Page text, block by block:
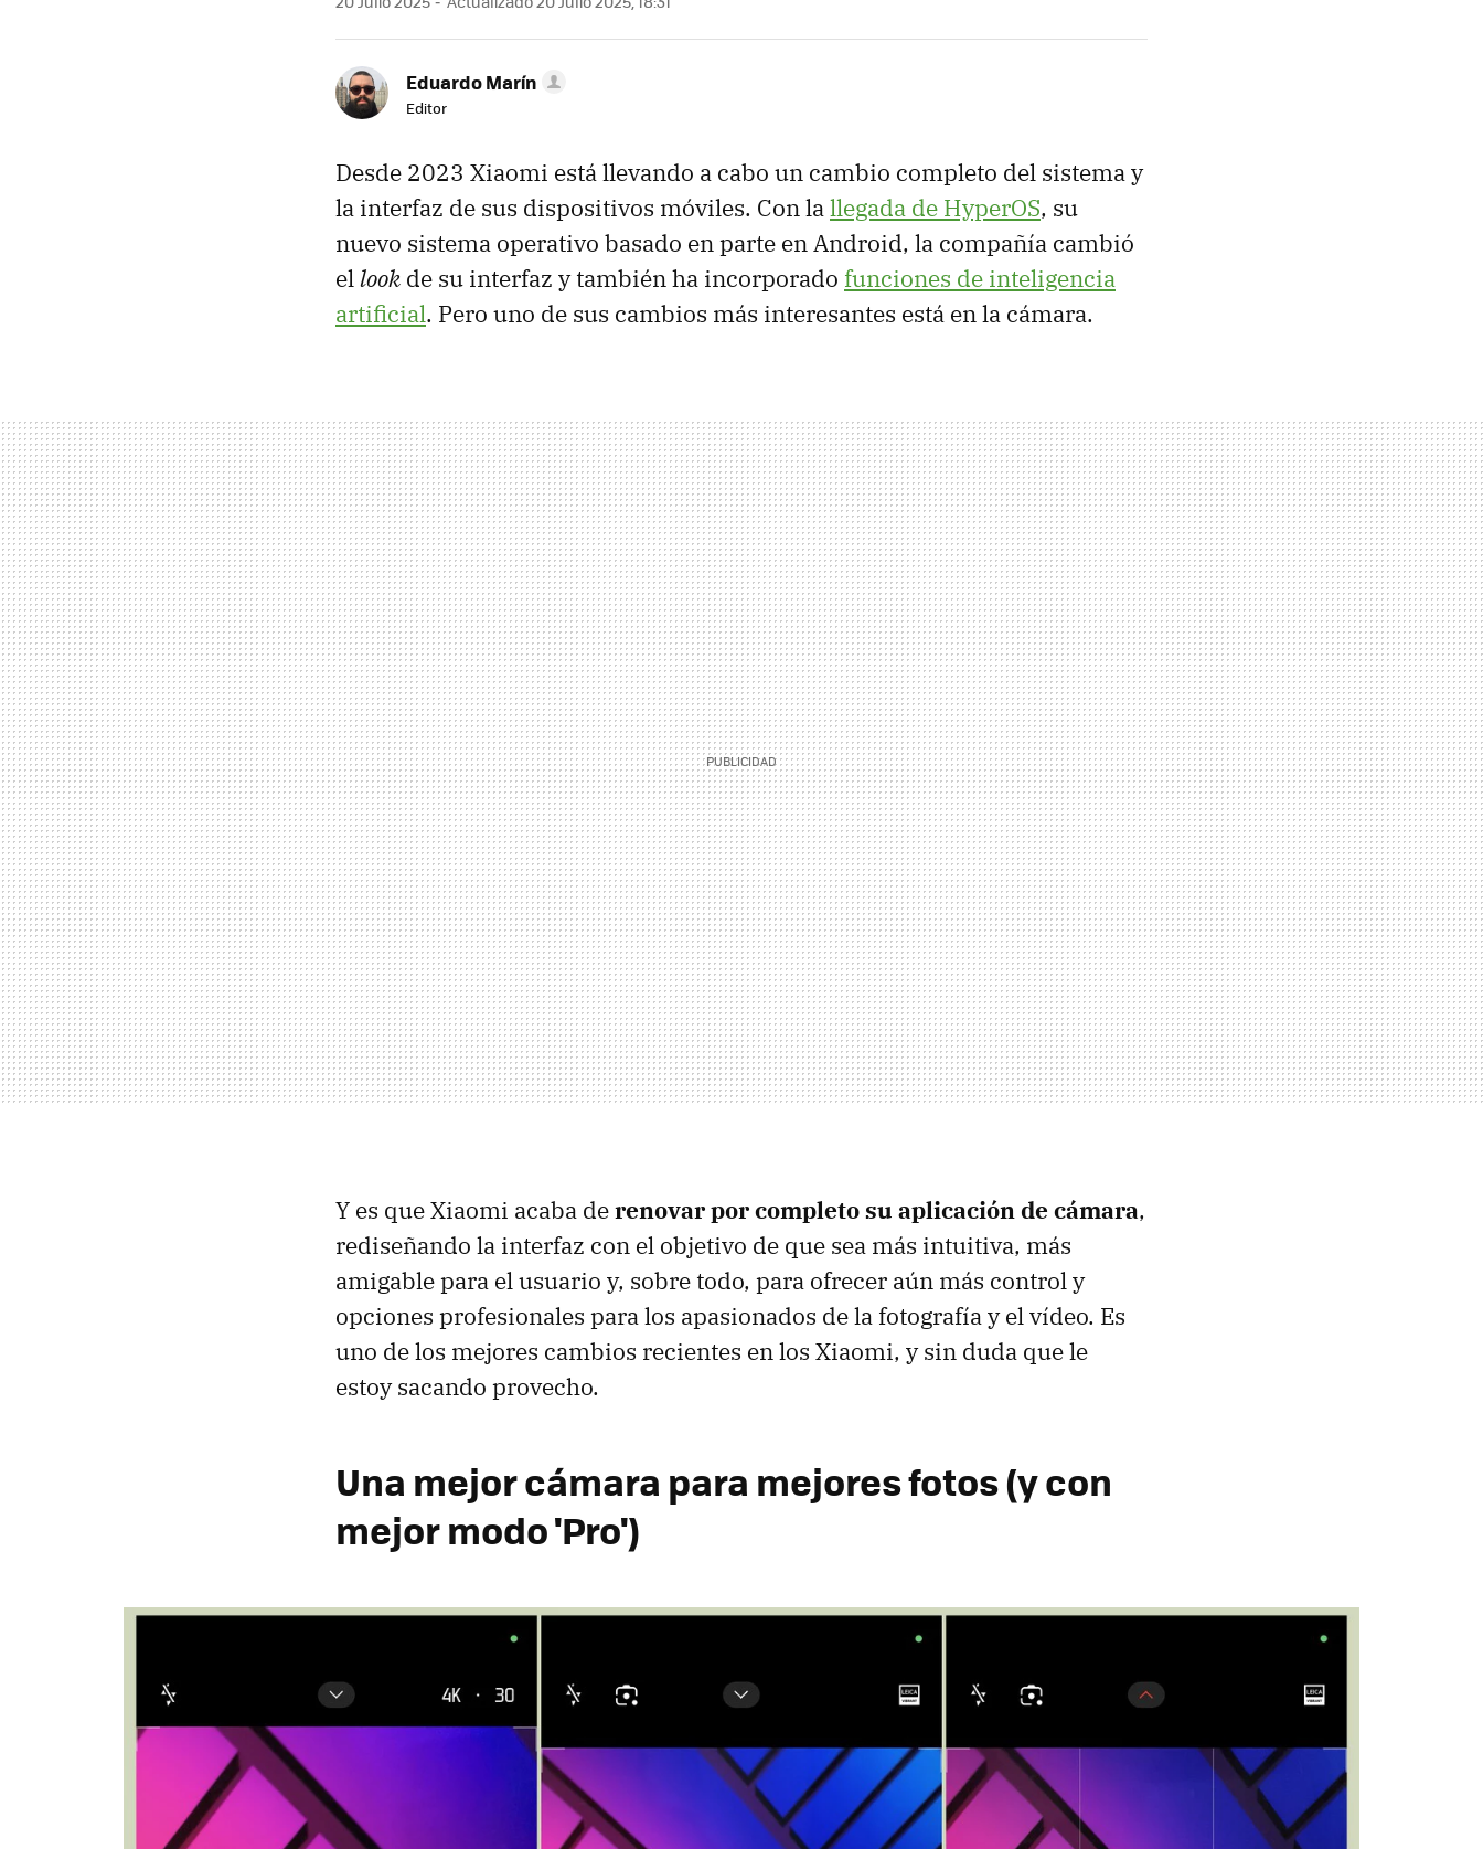
Eduardo Marín
Editor
Desde 2023 Xiaomi está llevando a cabo un cambio completo del sistema y
la interfaz de sus dispositivos móviles. Con lallegada de HyperOS, su
nuevo sistema operativo basado en parte en Android, la compañía cambió
ellook de su interfaz y también ha incorporado funciones de inteligencia
artificial. Pero uno de sus cambios más interesantes está en la cámara.
Y es que Xiaomi acaba derenovar por completo su aplicación de cámara,
rediseñando la interfaz con el objetivo de que sea más intuitiva, más
amigable para el usuario y, sobre todo, para ofrecer aún más control y
opciones profesionales para los apasionados de la fotografía y el vídeo. Es
uno de los mejores cambios recientes en los Xiaomi, y sin duda que le
estoy sacando provecho.
Una mejor cámara para mejores fotos (y con
mejor modo 'Pro')